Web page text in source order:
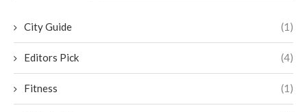
City Guide (1)
Editors Pick (4)
Fitness (1)